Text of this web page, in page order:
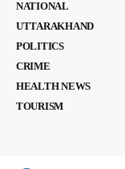
NATIONAL
UTTARAKHAND
POLITICS
CRIME
HEALTH NEWS
TOURISM